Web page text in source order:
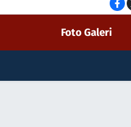
Foto Galeri